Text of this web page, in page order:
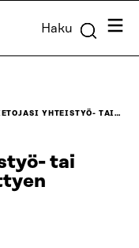
Haku
YHTEISTYÖ- TAI…
tai